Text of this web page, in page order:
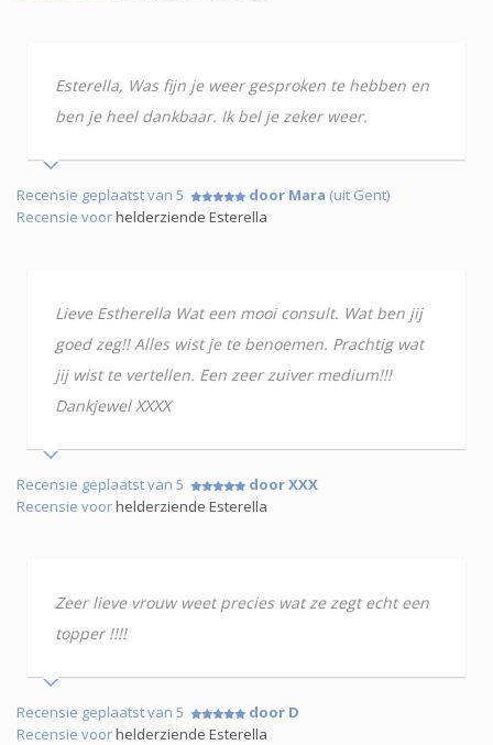
Esterella, Was fijn je weer gesproken te hebben en
ben je heel dankbaar. Ik bel je zeker weer.
Recensie geplaatst van 5 door Mara (uit Gent)
Recensie voorhelderziende Esterella
Lieve Estherella Wat een mooi consult. Wat ben jij
goed zeg!! Alles wist je te benoemen. Prachtig wat
jij wist te vertellen. Een zeer zuiver medium!!!
Dankjewel XXXX
Recensie geplaatst van 5
door XXX
Recensie voorhelderziende Esterella
Zeer lieve vrouw weet precies wat ze zegt echt een
topper !!!!
Recensie geplaatst van 5
door D
Recensie voorhelderziende Esterella